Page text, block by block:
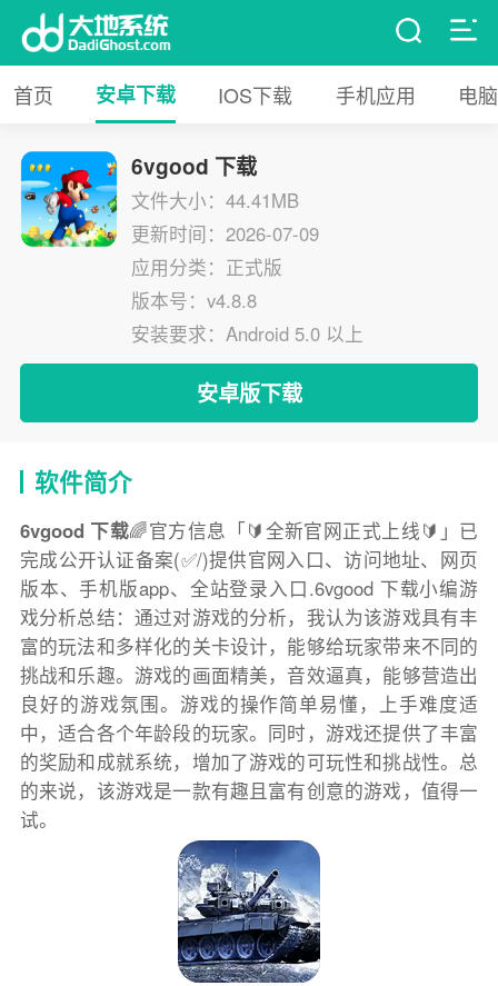
首页 安卓下载 IOS下载 手机应用 电
6vgood 下载
文件大小：44.41MB
更新时间：2026-07-09
应用分类：正式版
版本号：v4.8.8
安装要求：Android 5.0 以上
安卓版下载
软件简介
6vgood 下载🌈官方信息「🔰全新官网正式上线🔰」已
完成公开认证备案(✅/)提供官网入口、访问地址、网页
版本、手机版app、全站登录入口.6vgood 下载小编游
戏分析总结：通过对游戏的分析，我认为该游戏具有丰
富的玩法和多样化的关卡设计，能够给玩家带来不同的
挑战和乐趣。游戏的画面精美，音效逼真，能够营造出
良好的游戏氛围。游戏的操作简单易懂，上手难度适
中，适合各个年龄段的玩家。同时，游戏还提供了丰富
的奖励和成就系统，增加了游戏的可玩性和挑战性。总
的来说，该游戏是一款有趣且富有创意的游戏，值得一
试。